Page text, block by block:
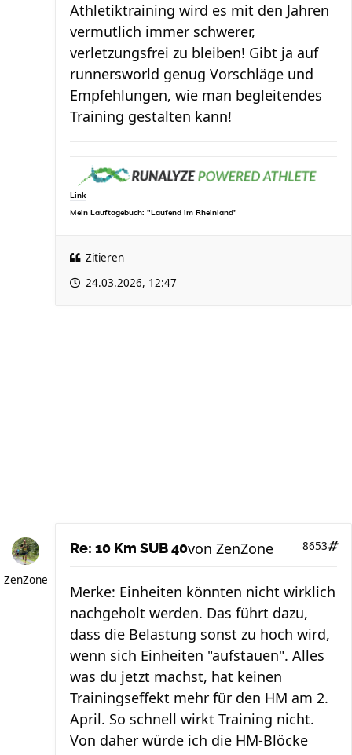
Athletiktraining wird es mit den Jahren
vermutlich immer schwerer,
verletzungsfrei zu bleiben! Gibt ja auf
runnersworld genug Vorschläge und
Empfehlungen, wie man begleitendes
Training gestalten kann!
Link
Mein Lauftagebuch: "Laufend im Rheinland"
Zitieren
24.03.2026, 12:47
ZenZone
Re: 10 Km SUB 40 8653
von ZenZone
Merke: Einheiten könnten nicht wirklich
nachgeholt werden. Das führt dazu,
dass die Belastung sonst zu hoch wird,
wenn sich Einheiten "aufstauen". Alles
was du jetzt machst, hat keinen
Trainingseffekt mehr für den HM am 2.
April. So schnell wirkt Training nicht.
Von daher würde ich die HM-Blöcke